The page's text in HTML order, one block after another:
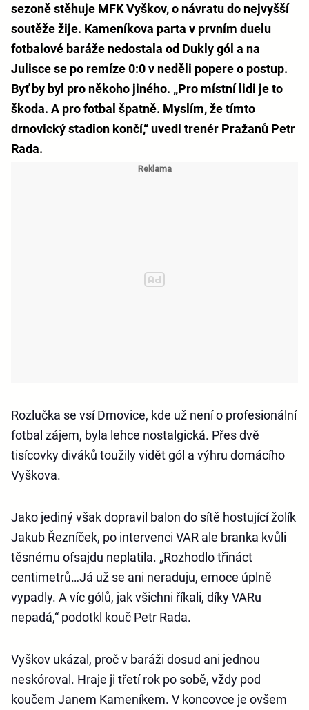
sezoně stěhuje MFK Vyškov, o návratu do nejvyšší
soutěže žije. Kameníkova parta v prvním duelu
fotbalové baráže nedostala od Dukly gól a na
Julisce se po remíze 0:0 v neděli popere o postup.
Byť by byl pro někoho jiného. „Pro místní lidi je to
škoda. A pro fotbal špatně. Myslím, že tímto
drnovický stadion končí,“ uvedl trenér Pražanů Petr
Rada.
Rozlučka se vsí Drnovice, kde už není o profesionální
fotbal zájem, byla lehce nostalgická. Přes dvě
tisícovky diváků toužily vidět gól a výhru domácího
Vyškova.
Jako jediný však dopravil balon do sítě hostující žolík
Jakub Řezníček, po intervenci VAR ale branka kvůli
těsnému ofsajdu neplatila. „Rozhodlo třináct
centimetrů…Já už se ani neraduju, emoce úplně
vypadly. A víc gólů, jak všichni říkali, díky VARu
nepadá,“ podotkl kouč Petr Rada.
Vyškov ukázal, proč v baráži dosud ani jednou
neskóroval. Hraje ji třetí rok po sobě, vždy pod
koučem Janem Kameníkem. V koncovce je ovšem